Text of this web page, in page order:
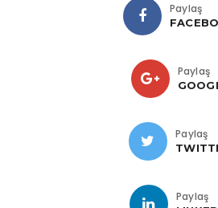
Paylaş
Paylaş
Paylaş
Paylaş